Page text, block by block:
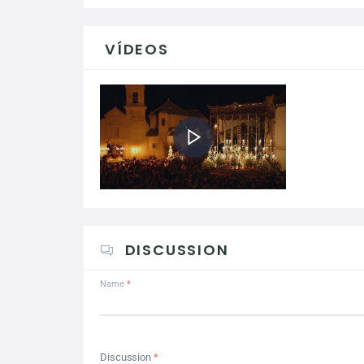
VÍDEOS
DISCUSSION
Name
Discussion